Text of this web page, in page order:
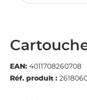
EAN: 4011708260708
Réf. produit :